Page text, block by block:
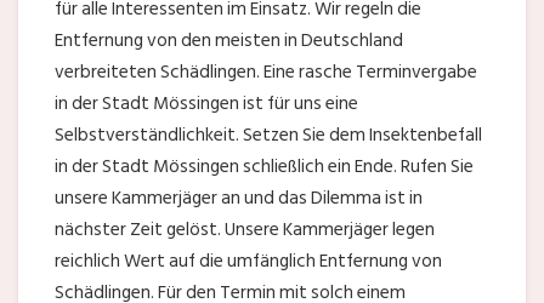
für alle Interessenten im Einsatz. Wir regeln die
Entfernung von den meisten in Deutschland
verbreiteten Schädlingen. Eine rasche Terminvergabe
in der Stadt Mössingen ist für uns eine
Selbstverständlichkeit. Setzen Sie dem Insektenbefall
in der Stadt Mössingen schließlich ein Ende. Rufen Sie
unsere Kammerjäger an und das Dilemma ist in
nächster Zeit gelöst. Unsere Kammerjäger legen
reichlich Wert auf die umfänglich Entfernung von
Schädlingen. Für den Termin mit solch einem